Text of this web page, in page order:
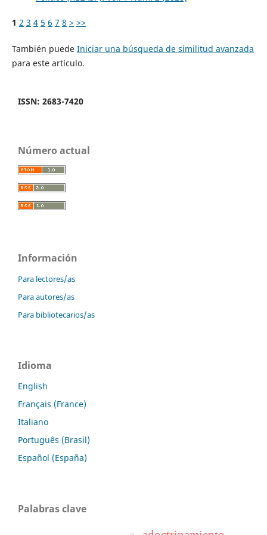
1 2 3 4 5 6 7 8 > >>
También puede Iniciar una búsqueda de similitud avanzada
para este artículo.
ISSN: 2683-7420
Número actual
Información
Para lectores/as
Para autores/as
Para bibliotecarios/as
Idioma
English
Français (France)
Italiano
Português (Brasil)
Español (España)
Palabras clave